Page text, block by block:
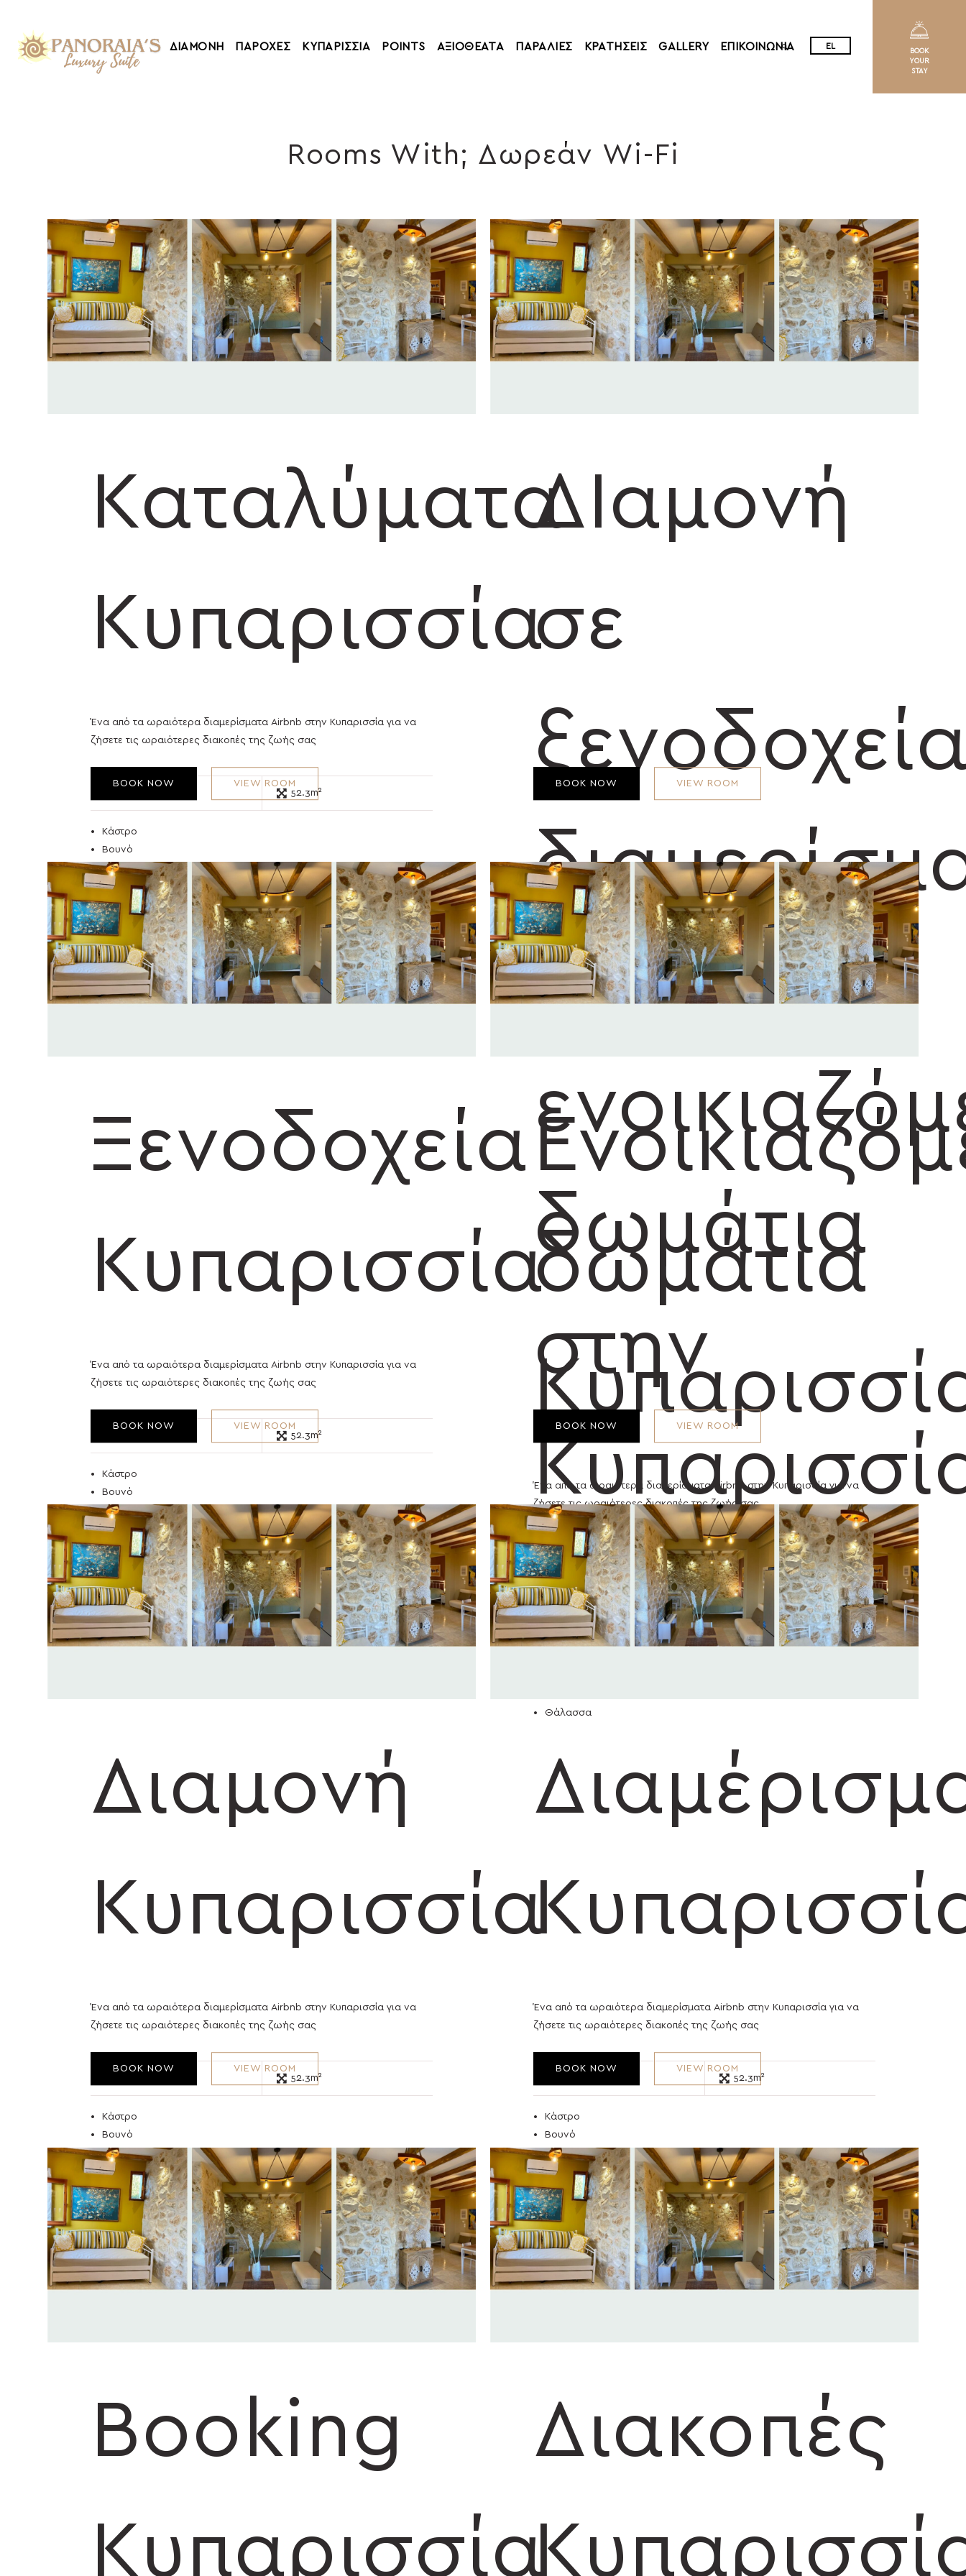
ΔΙΑΜΟΝΗ ΠΑΡΟΧΕΣ ΚΥΠΑΡΙΣΣΙΑ POINTS ΑΞΙΟΘΕΑΤΑ ΠΑΡΑΛΙΕΣ ΚΡΑΤΗΣΕΙΣ GALLERY ΕΠΙΚΟΙΝΩΝΙΑ EL
BOOK
YOUR
STAY
Rooms With; Δωρεάν Wi-Fi
Καταλύματα
Κυπαρισσία
Ένα από τα ωραιότερα διαμερίσματα Airbnb στην Κυπαρισσία για να
ζήσετε τις ωραιότερες διακοπές της ζωής σας
52.3m²
Κάστρο
Βουνό
Θάλασσα
VIEW ROOM
BOOK NOW
ΔΙαμονή
σε
και
δωμάτια
στην
Ένα από τα ωραιότερα διαμερίσματα Airbnb στην Κυπαρισσία για να
ζήσετε τις ωραιότερες διακοπές της ζωής σας
3 52.3m²
Θάλασσα
VIEW ROOM
BOOK NOW
Ξενοδοχεία
Κυπαρισσία
Ένα από τα ωραιότερα διαμερίσματα Airbnb στην Κυπαρισσία για να
ζήσετε τις ωραιότερες διακοπές της ζωής σας
52.3m²
Κάστρο
Βουνό
Θάλασσα
VIEW ROOM
BOOK NOW
δωμάτια
Ένα από τα ωραιότερα διαμερίσματα Airbnb στην Κυπαρισσία για να
ζήσετε τις ωραιότερες διακοπές της ζωής σας
3 52.3m²
Κάστρο
Βουνό
Θάλασσα
VIEW ROOM
BOOK NOW
Διαμονή
Κυπαρισσία
Ένα από τα ωραιότερα διαμερίσματα Airbnb στην Κυπαρισσία για να
ζήσετε τις ωραιότερες διακοπές της ζωής σας
52.3m²
Κάστρο
Βουνό
Θάλασσα
VIEW ROOM
BOOK NOW
Ένα από τα ωραιότερα διαμερίσματα Airbnb στην Κυπαρισσία για να
ζήσετε τις ωραιότερες διακοπές της ζωής σας
52.3m²
Κάστρο
Βουνό
Θάλασσα
VIEW ROOM
BOOK NOW
Booking
Κυπαρισσία
Διακοπές